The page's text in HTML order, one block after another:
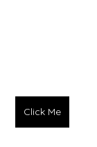
Click Me